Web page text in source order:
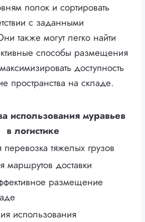
полок и сортировать
с заданными
также могут легко найти
способы размещения
доступность
пространства на складе.
использования муравьев
в логистике
тяжелых грузов
маршрутов доставки
размещение
использования